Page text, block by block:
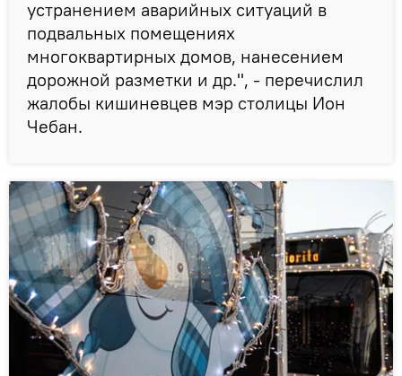
устранением аварийных ситуаций в
подвальных помещениях
многоквартирных домов, нанесением
дорожной разметки и др.", - перечислил
жалобы кишиневцев мэр столицы Ион
Чебан.